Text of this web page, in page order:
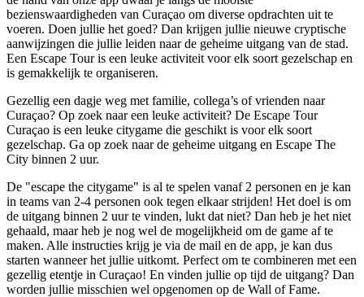
bezienswaardigheden van Curaçao om diverse opdrachten uit te
voeren. Doen jullie het goed? Dan krijgen jullie nieuwe cryptische
aanwijzingen die jullie leiden naar de geheime uitgang van de stad.
Een Escape Tour is een leuke activiteit voor elk soort gezelschap en
is gemakkelijk te organiseren.
Gezellig een dagje weg met familie, collega’s of vrienden naar
Curaçao? Op zoek naar een leuke activiteit? De Escape Tour
Curaçao is een leuke citygame die geschikt is voor elk soort
gezelschap. Ga op zoek naar de geheime uitgang en Escape The
City binnen 2 uur.
De "escape the citygame" is al te spelen vanaf 2 personen en je kan
in teams van 2-4 personen ook tegen elkaar strijden! Het doel is om
de uitgang binnen 2 uur te vinden, lukt dat niet? Dan heb je het niet
gehaald, maar heb je nog wel de mogelijkheid om de game af te
maken. Alle instructies krijg je via de mail en de app, je kan dus
starten wanneer het jullie uitkomt. Perfect om te combineren met een
gezellig etentje in Curaçao! En vinden jullie op tijd de uitgang? Dan
worden jullie misschien wel opgenomen op de Wall of Fame.